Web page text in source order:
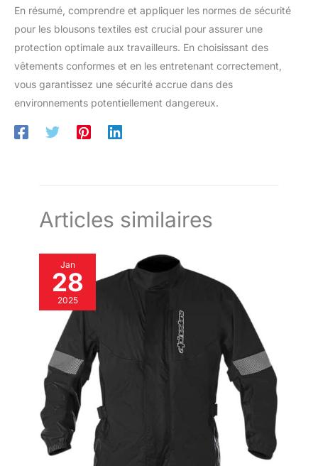
En résumé, comprendre et appliquer les normes de sécurité
pour les blousons textiles est crucial pour assurer une
protection optimale aux travailleurs. En choisissant des
vêtements conformes et en les entretenant correctement,
vous garantissez une sécurité accrue dans des
environnements potentiellement dangereux.
Articles similaires
Jan
28
2025